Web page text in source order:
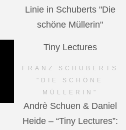
Linie in Schuberts "Die
schöne Müllerin"
Tiny Lectures
FRANZ SCHUBERTS
"DIE SCHÖNE
MÜLLERIN"
Andrè Schuen & Daniel
Heide – “Tiny Lectures”: